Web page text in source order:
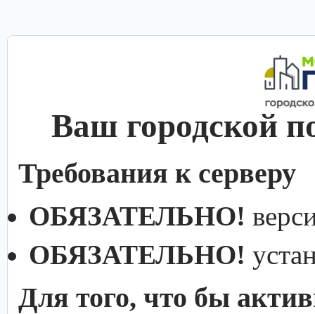
Ваш городской
Требования к серверу
ОБЯЗАТЕЛЬНО!
ОБЯЗАТЕЛЬНО!
Для того, что бы